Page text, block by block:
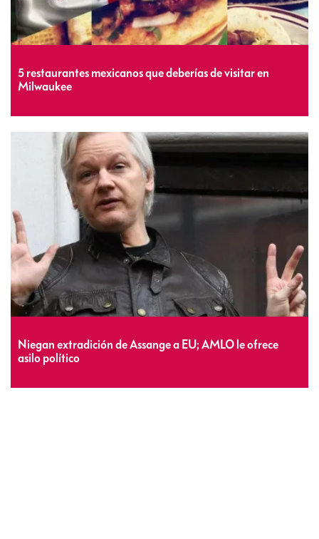
5 restaurantes mexicanos que deberías de visitar en
Milwaukee
Niegan extradición de Assange a EU; AMLO le ofrece
asilo político